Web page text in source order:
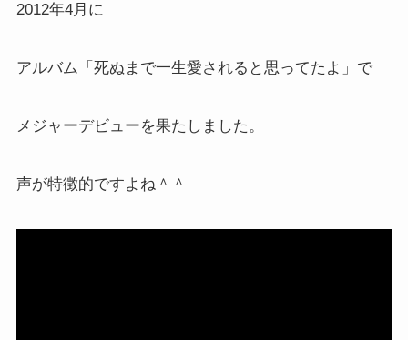
2012年4月に
アルバム「死ぬまで一生愛されると思ってたよ」で
メジャーデビューを果たしました。
声が特徴的ですよね＾＾